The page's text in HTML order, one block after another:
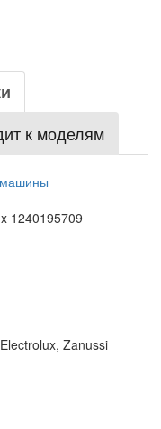
к моделям
машины
1240195709
Zanussi